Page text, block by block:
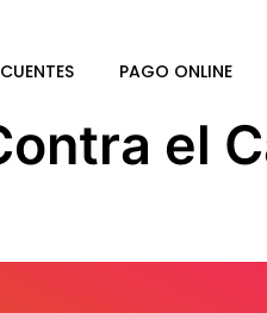
PAGO ONLINE
el